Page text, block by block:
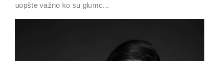
uopšte važno ko su glumc...